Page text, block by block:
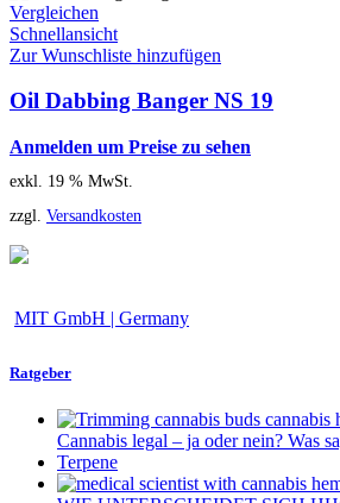
Vergleichen
Schnellansicht
Zur Wunschliste hinzufügen
Oil Dabbing Banger NS 19
Anmelden um Preise zu sehen
exkl. 19 % MwSt.
zzgl. Versandkosten
MIT GmbH | Germany
Ratgeber
Cannabis legal – ja oder nein? Was
Terpene